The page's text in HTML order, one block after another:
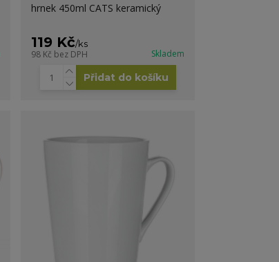
hrnek 450ml CATS keramický
119 Kč/ks
98 Kč bez DPH Skladem
Přidat do košíku